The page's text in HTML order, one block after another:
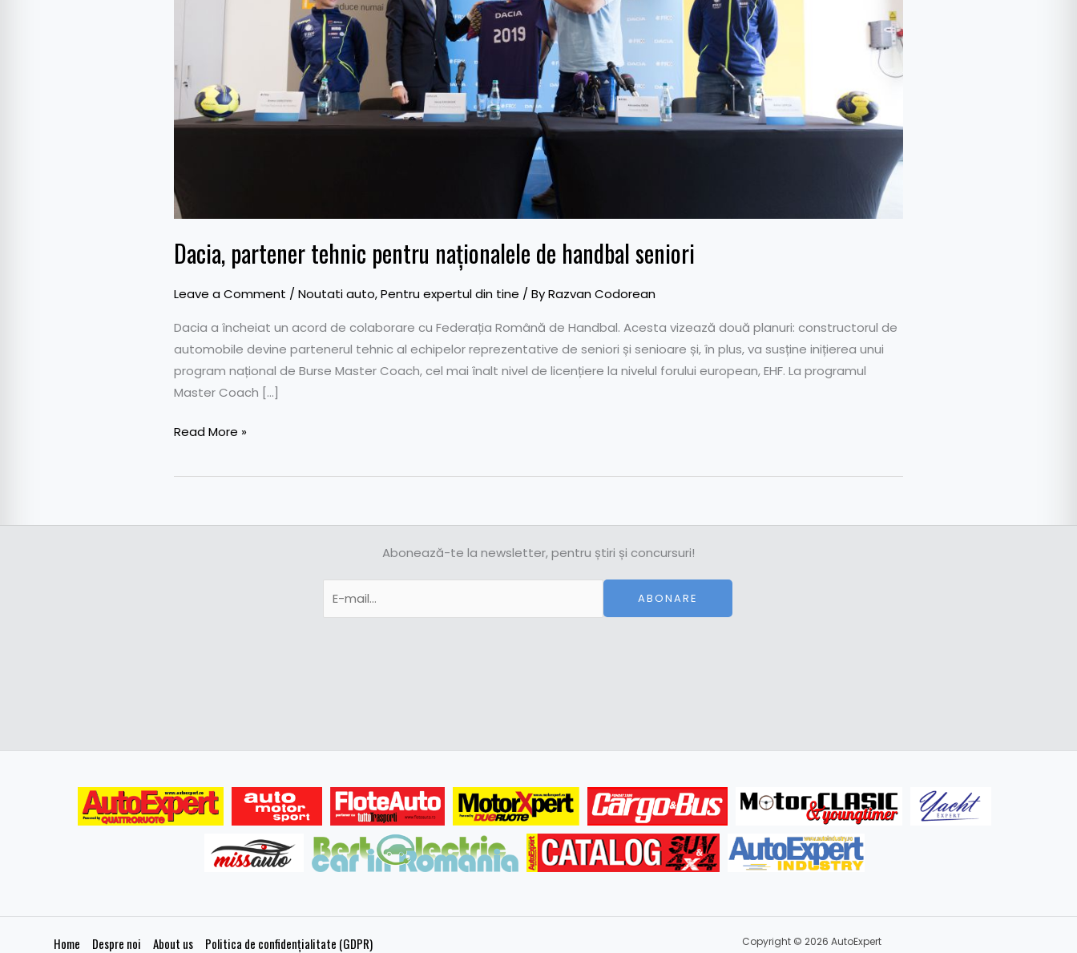
Dacia, partener tehnic pentru naționalele de handbal seniori
Leave a Comment /Noutati auto,Pentru expertul din tine / ByRazvan Codorean
Dacia a încheiat un acord de colaborare cu Federația Română de Handbal. Acesta vizează două planuri: constructorul de
automobile devine partenerul tehnic al echipelor reprezentative de seniori și senioare și, în plus, va susține inițierea unui
program național de Burse Master Coach, cel mai înalt nivel de licențiere la nivelul forului european, EHF. La programul
Master Coach […]
Read More »
Abonează-te la newsletter, pentru știri și concursuri!
ABONARE
Home Despre noi About us Politica de confidențialitate (GDPR) Copyright © 2026 AutoExpert